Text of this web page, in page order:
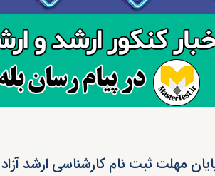
مهلت ثبت نام کارشناسی ارشد